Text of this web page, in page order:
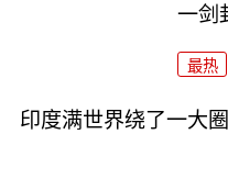
一剑
最热
印度满世界绕了一大